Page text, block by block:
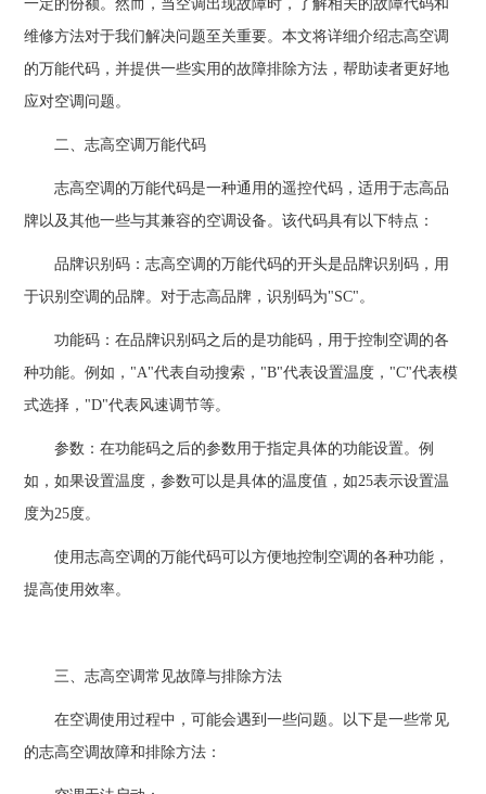
一定的份额。然而，当空调出现故障时，了解相关的故障代码和
维修方法对于我们解决问题至关重要。本文将详细介绍志高空调
的万能代码，并提供一些实用的故障排除方法，帮助读者更好地
应对空调问题。
二、志高空调万能代码
志高空调的万能代码是一种通用的遥控代码，适用于志高品
牌以及其他一些与其兼容的空调设备。该代码具有以下特点：
品牌识别码：志高空调的万能代码的开头是品牌识别码，用
于识别空调的品牌。对于志高品牌，识别码为"SC"。
功能码：在品牌识别码之后的是功能码，用于控制空调的各
种功能。例如，"A"代表自动搜索，"B"代表设置温度，"C"代表模
式选择，"D"代表风速调节等。
参数：在功能码之后的参数用于指定具体的功能设置。例
如，如果设置温度，参数可以是具体的温度值，如25表示设置温
度为25度。
使用志高空调的万能代码可以方便地控制空调的各种功能，
提高使用效率。
三、志高空调常见故障与排除方法
在空调使用过程中，可能会遇到一些问题。以下是一些常见
的志高空调故障和排除方法：